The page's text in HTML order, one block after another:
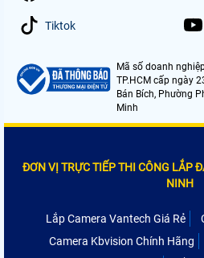
Tiktok
Mã số doanh
TP.HCM cấp ngày
Bán Bích, Phường
Minh
ĐƠN VỊ TRỰC TIẾP THI CÔNG LẮP
NINH
Lắp Camera Vantech Giá Rẻ
Camera Kbvision Chính Hãng